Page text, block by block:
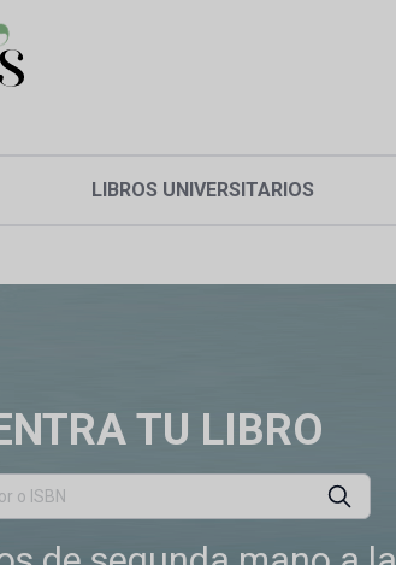
LIBROS UNIVERSITARIOS
TU LIBRO